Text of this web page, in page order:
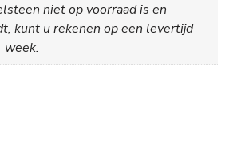
niet op voorraad is en
kunt u rekenen op een levertijd
week.